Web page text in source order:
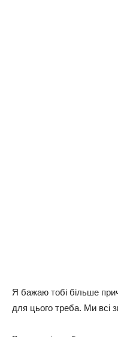
Я бажаю тобі більше
для цього треба. Ми всі